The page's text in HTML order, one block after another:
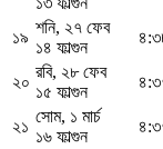
১৯
শনি, ২৭ ফেব
১৪ ফাল্গুন
২০
রবি, ২৮ ফেব
১৫ ফাল্গুন
২১
সোম, ১ মার্চ
১৬ ফাল্গুন